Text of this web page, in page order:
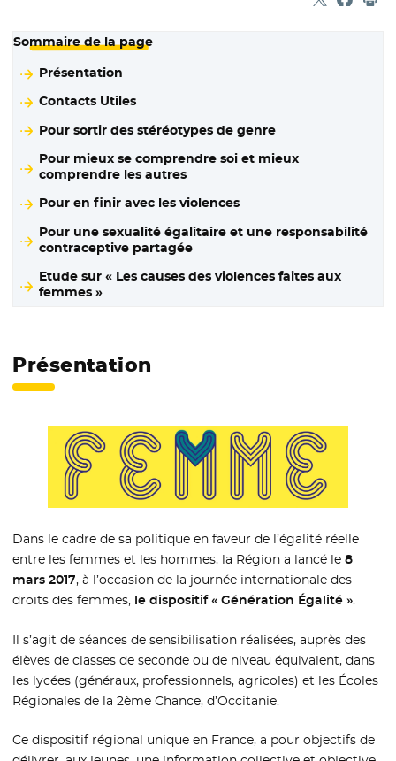
Partager
- Nouvelle
-
Sommaire de la page
Présentation
Contacts Utiles
Pour sortir des stéréotypes de genre
Pour mieux se comprendre soi et mieux
comprendre les autres
Pour en finir avec les violences
Pour une sexualité égalitaire et une responsabilité
contraceptive partagée
Etude sur « Les causes des violences faites aux
femmes »
Présentation
Dans le cadre de sa politique en faveur de l’égalité réelle
entre les femmes et les hommes, la Région a lancé le8
mars 2017, à l’occasion de la journée internationale des
droits des femmes, le dispositif « Génération Égalité ».
Il s’agit de séances de sensibilisation réalisées, auprès des
élèves de classes de seconde ou de niveau équivalent, dans
les lycées (généraux, professionnels, agricoles) et les Écoles
Régionales de la 2ème Chance, d’Occitanie.
Ce dispositif régional unique en France, a pour objectifs de